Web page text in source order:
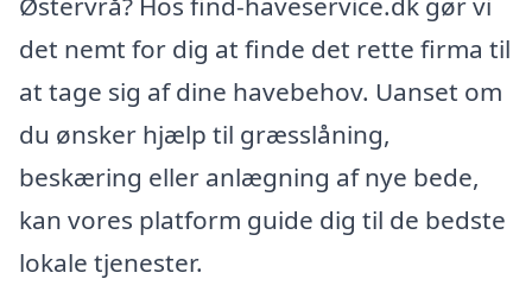
det nemt for dig at finde det rette firma til
at tage sig af dine havebehov. Uanset om
du ønsker hjælp til græsslåning,
beskæring eller anlægning af nye bede,
kan vores platform guide dig til de bedste
lokale tjenester.